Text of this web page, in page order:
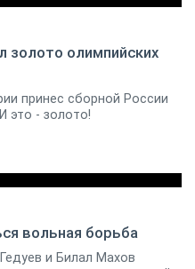
золото олимпийских
принес сборной России
это - золото!
вольная борьба
и Билал Махов